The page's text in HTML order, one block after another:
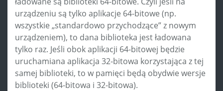
urządzeniu są tylko aplikacje 64-bitowe (np.
wszystkie „standardowo przychodzące” z nowym
urządzeniem), to dana biblioteka jest ładowana
tylko raz. Jeśli obok aplikacji 64-bitowej będzie
uruchamiana aplikacja 32-bitowa korzystająca z tej
samej biblioteki, to w pamięci będą obydwie wersje
biblioteki (64-bitowa i 32-bitowa).